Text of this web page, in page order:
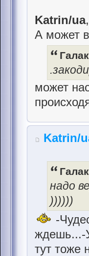
Katrin/ua
А может
может
Katrin/
надо
))))))
-
ждешь...-
тут тоже